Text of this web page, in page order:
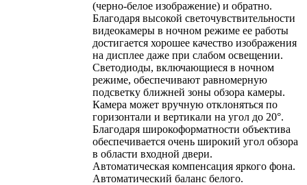
(черно-белое изображение) и обратно.
Благодаря высокой светочувствительности
видеокамеры в ночном режиме ее работы
достигается хорошее качество изображения
на дисплее даже при слабом освещении.
Светодиоды, включающиеся в ночном
режиме, обеспечивают равномерную
подсветку ближней зоны обзора камеры.
Камера может вручную отклоняться по
горизонтали и вертикали на угол до 20°.
Благодаря широкоформатности объектива
обеспечивается очень широкий угол обзора
в области входной двери.
Автоматическая компенсация яркого фона.
Автоматический баланс белого.